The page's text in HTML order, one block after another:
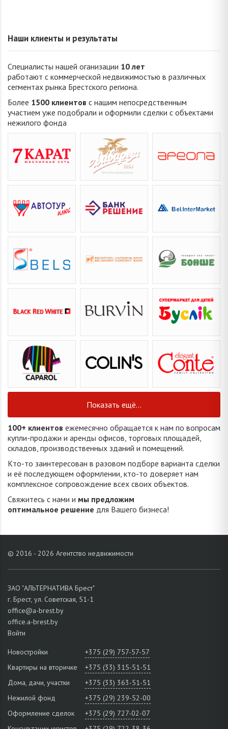
Наши клиенты и результаты
Специалисты нашей оганизации 10 лет
работают с коммерческой недвижимостью в различных
сегментах рынка Брестского региона.
Более 1500 клиентов с нашим непосредственным
участием уже подобрали и оформили сделки с объектами
нежилого фонда
Показать ещё...
100+ клиентов ежемесячно обращается к нам по вопросам
купли-продажи и аренды офисов, торговых площадей,
складов, производственных зданий и помещений.
Кто-то заинтересован в разовом подборе варианта сделки
и её последующем оформлении, кто-то доверяет нам
комплексное сопровождение всех своих объектов.
Свяжитесь с нами и мы предложим
оптимальное решение для Вашего бизнеса!
© 2016 - 2026 Агентство недвижимости
ЗАО "АЛЬТЕРНАТИВА Брест"
г. Брест, ул. Советская, 51-1
office@a-brest.by
office.a-brest.by
Войти
Новостройки
+375 (29) 757-57-57
Квартиры на вторичке
+375 (33) 315-51-51
Дома, дачи, участки
+375 (33) 363-51-51
Нежилой фонд
+375 (29) 239-52-00
Оформление сделок
+375 (29) 727-02-07